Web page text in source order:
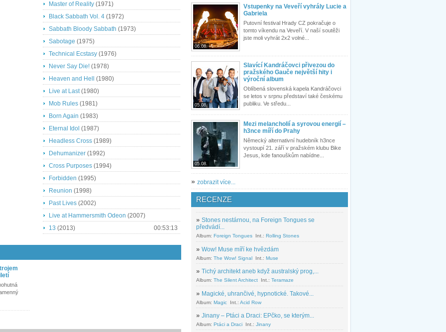
Master of Reality (1971)
Black Sabbath Vol. 4 (1972)
Sabbath Bloody Sabbath (1973)
Sabotage (1975)
Technical Ecstasy (1976)
Never Say Die! (1978)
Heaven and Hell
(1980)
Live at Last(1980)
Mob Rules (1981)
Born Again (1983)
Eternal Idol (1987)
Headless Cross (1989)
Dehumanizer (1992)
Cross Purposes (1994)
Forbidden (1995)
Reunion (1998)
Past Lives (2002)
Live at Hammersmith Odeon (2007)
13 (2013) 00:53:13
06.08.
Vstupenky na Veveří vyhrály Lucie a
Gabriela
Putovní festival Hrady CZ pokračuje o
tomto víkendu na Veveří. V naší soutěži
jste moli vyhrát 2x2 volné...
05.08.
Slavící Kandráčovci přivezou do
pražského Gauče největší hity i
výroční album
Oblíbená slovenská kapela Kandráčovci
se letos v srpnu představí také českému
publiku. Ve středu...
05.08.
Mezi melancholií a syrovou energií –
h3nce míří do Prahy
Německý alternativní hudebník h3nce
vystoupí 21. září v pražském klubu Bike
Jesus, kde fanouškům nabídne...
» zobrazit více...
RECENZE
» Stones nestárnou, na Foreign Tongues se
předvádí...
Album: Foreign Tongues Int.: Rolling Stones
» Wow! Muse míří ke hvězdám
Album: The Wow! Signal Int.: Muse
» Tichý architekt aneb když australský prog,...
Album: The Silent Architect Int.: Teramaze
» Magické, uhrančivé, hypnotické. Takové...
Album: Magic Int.: Acid Row
» Jinany – Ptáci a Draci: EPčko, se kterým...
Album: Ptáci a Draci Int.: Jinany